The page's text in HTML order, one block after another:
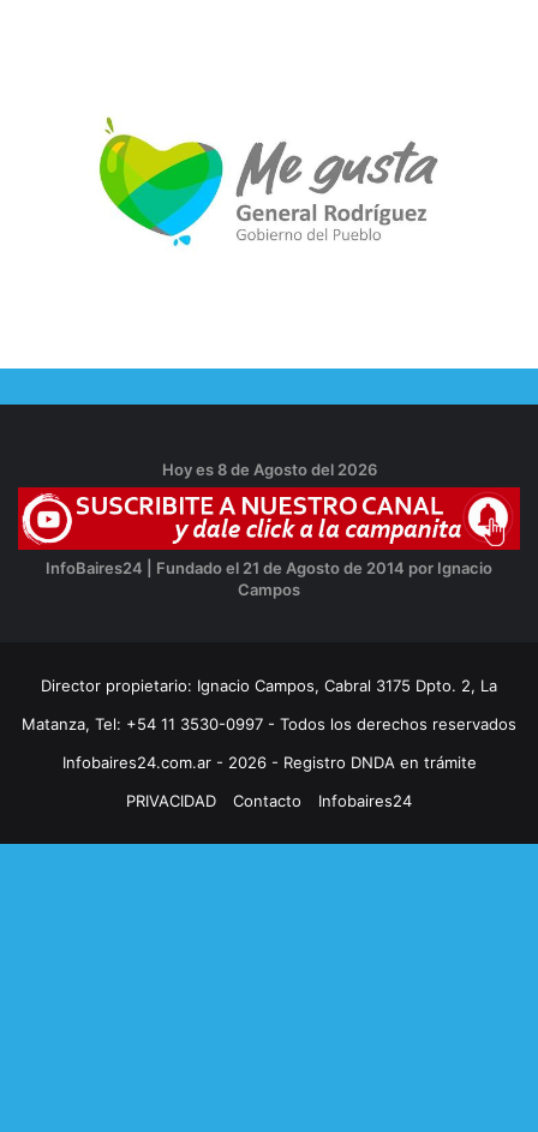
Hoy es 8 de Agosto del 2026
InfoBaires24 | Fundado el 21 de Agosto de 2014 por Ignacio
Campos
Director propietario: Ignacio Campos, Cabral 3175 Dpto. 2, La
Matanza, Tel: +54 11 3530-0997 - Todos los derechos reservados
Infobaires24.com.ar - 2026 - Registro DNDA en trámite
PRIVACIDAD
Contacto Infobaires24